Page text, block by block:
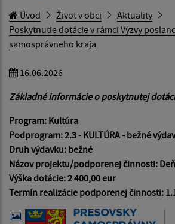
Úvod Život v obci
Aktuality
Poskytnutie dotácie v rámci Výzvy
samosprávneho kraja
16.06.2026
Základné informácie o poskytnutej
Program: Kultúra
Podprogram: 2.3 - KULTÚRA - bežné
Druh výdavku: bežné
Názov projektu/podporenej činnosti:
Výška dotácie: 2 400,00 eur
Termín realizácie podporenej činnosti: